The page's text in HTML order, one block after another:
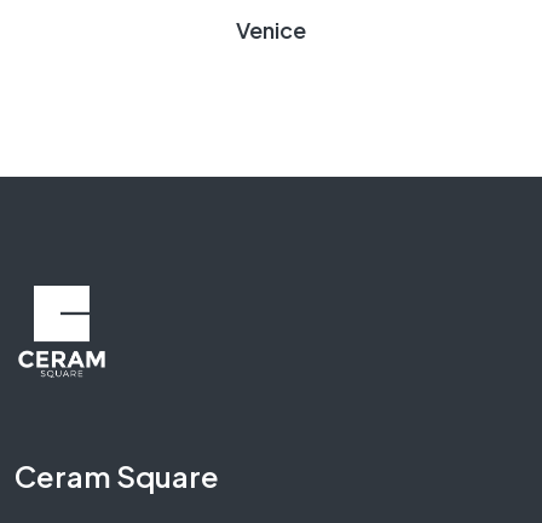
Venice
Ceram Square